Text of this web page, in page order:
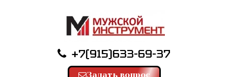
+7(915)633-69-37
Задать вопрос